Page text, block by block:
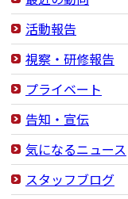
活動報告
視察・研修報告
プライベート
告知・宣伝
気になるニュース
スタッフブログ